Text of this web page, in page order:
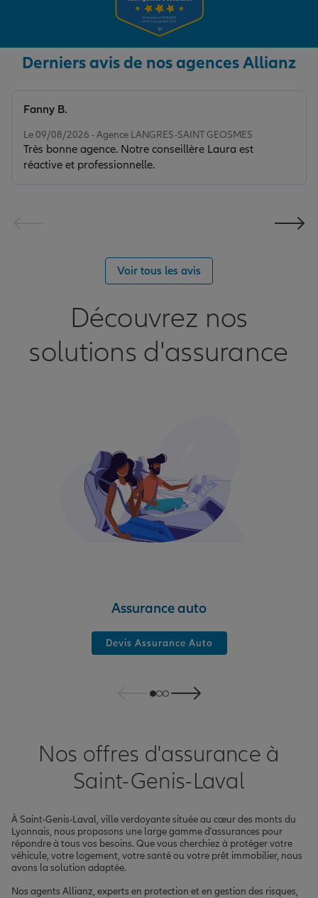
Derniers avis de nos agences Allianz
Le 09/08/2026 - Agence LANGRES-SAINT GEOSMES
Très bonne agence. Notre conseillère Laura est
réactive et professionnelle.
Fanny B.
Voir tous les avis
Découvrez nos
solutions d'assurance
Assurance auto
Devis Assurance Auto
Nos offres d'assurance à
Saint-Genis-Laval
À Saint-Genis-Laval, ville verdoyante située au cœur des monts du
Lyonnais, nous proposons une large gamme d'assurances pour
répondre à tous vos besoins. Que vous cherchiez à protéger votre
véhicule, votre logement, votre santé ou votre prêt immobilier, nous
avons la solution adaptée.
Nos agents Allianz, experts en protection et en gestion des risques,